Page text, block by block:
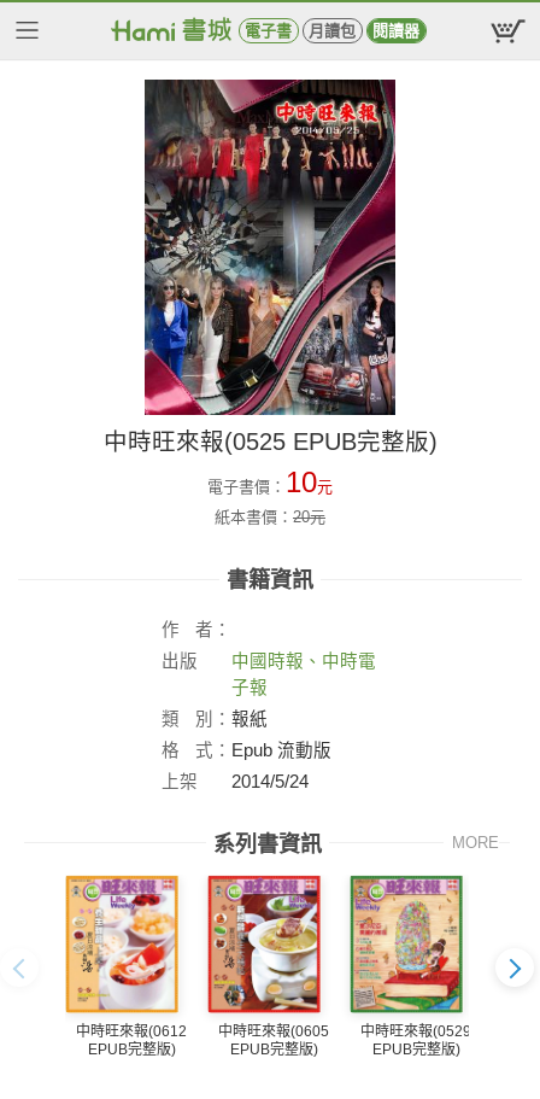
電子書 月讀包 閱讀器
中時旺來報(0525 EPUB完整版)
電子書價： 10元
紙本書價： 20元
書籍資訊
作
者：
出版
中國時報、中時電
子報
類
別： 報紙
格
式： Epub 流動版
上架
2014/5/24
系列書資訊 MORE
中時旺來報(0612
EPUB完整版)
中時旺來報(0605
EPUB完整版)
中時旺來報(0529
EPUB完整版)